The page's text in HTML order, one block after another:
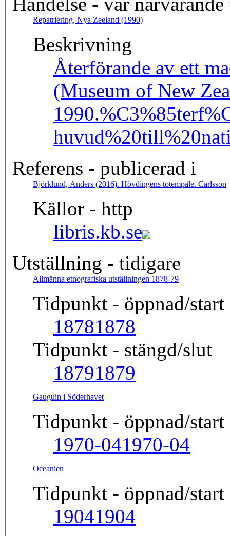
Repatriering, Nya Zeeland (1990)
Beskrivning
Återförande av ett
(Museum of New
1990.
Referens - publicerad i
Björklund, Anders (2016). Hövdingens totempåle. Carlsson
Källor - http
libris.kb.se
Utställning - tidigare
Allmänna etnografiska utställningen 1878-79
Tidpunkt - öppnad/start
18781878
Tidpunkt - stängd/slut
18791879
Gauguin i Söderhavet
Tidpunkt - öppnad/start
1970-041970-04
Oceanien
Tidpunkt - öppnad/start
19041904